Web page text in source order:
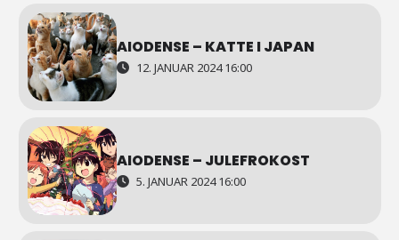
AIODENSE – KATTE I JAPAN
12. JANUAR 2024 16:00
AIODENSE – JULEFROKOST
5. JANUAR 2024 16:00